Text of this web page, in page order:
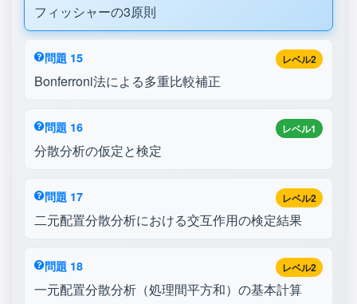
フィッシャーの3原則
レベル2
問題 15
Bonferroni法による多重比較補正
レベル1
問題 16
分散分析の仮定と検定
レベル2
問題 17
二元配置分散分析における交互作用の検定結果
レベル2
問題 18
一元配置分散分析（処理間平方和）の基本計算